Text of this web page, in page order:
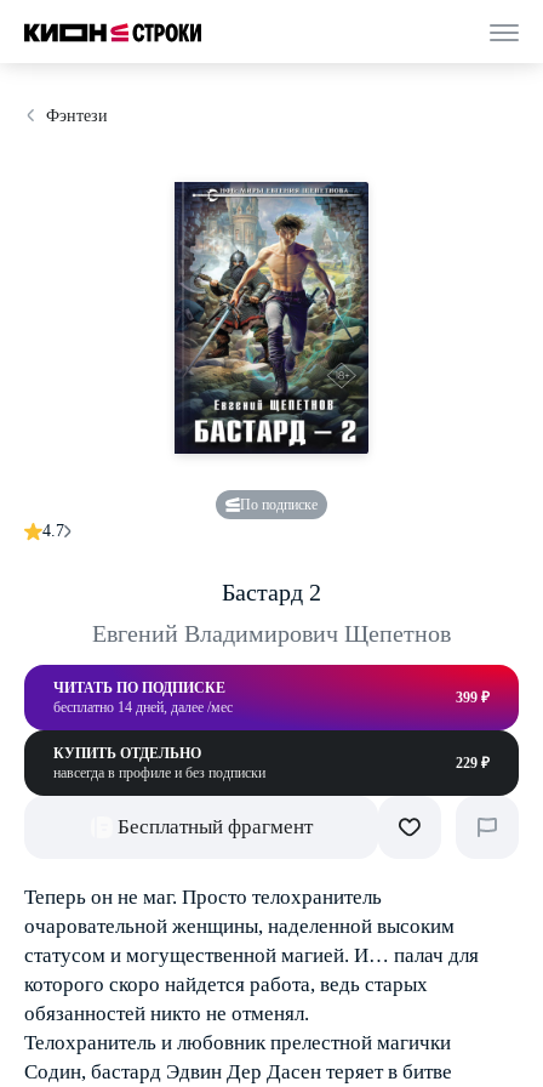
Фэнтези
По подписке
4.7
Бастард 2
Евгений Владимирович Щепетнов
ЧИТАТЬ ПО ПОДПИСКЕ
бесплатно 14 дней, далее /мес
399 ₽
КУПИТЬ ОТДЕЛЬНО
навсегда в профиле и без подписки
229 ₽
Бесплатный фрагмент
Теперь он не маг. Просто телохранитель
очаровательной женщины, наделенной высоким
статусом и могущественной магией. И… палач для
которого скоро найдется работа, ведь старых
обязанностей никто не отменял.
Телохранитель и любовник прелестной магички
Содин, бастард Эдвин Дер Дасен теряет в битве